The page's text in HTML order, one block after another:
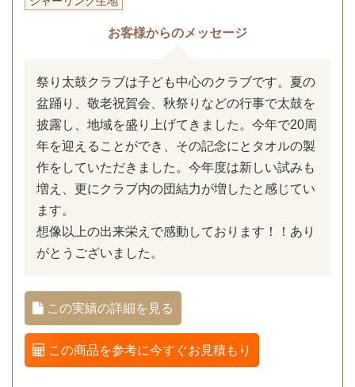
お客様からのメッセージ
祭り太鼓クラブは子ども中心のクラブです。夏の
盆踊り、敬老祝賀会、秋祭りなどの行事で太鼓を
披露し、地域を盛り上げてきました。今年で20周
年を迎えることができ、その記念にとタオルの製
作をしていただきました。今年度は新しい試みも
増え、更にクラブ内の団結力が増したと感じてい
ます。
想像以上の出来栄えで感動しております！！あり
がとうございました。
この実績の詳細を見る
この商品を参考に今すぐお見積もり